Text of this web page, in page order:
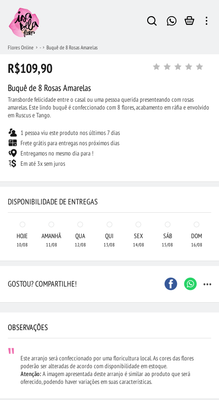
Flores Online - Buquê de 8 Rosas Amarelas
R$109,90
Buquê de 8 Rosas Amarelas
Transborde felicidade entre o casal ou uma pessoa querida presenteando com rosas
amarelas. Este lindo buquê é confeccionado com 8 flores, acabamento em ráfia e envolvido
em Ruscus e Tango.
1 pessoa viu este produto nos últimos 7 dias
Frete grátis para entregas nos próximos dias
Entregamos no mesmo dia para !
Em até 3x sem juros
DISPONIBILIDADE DE ENTREGAS
HOJE
10/08
AMANHÃ
11/08
QUA
12/08
QUI
13/08
SEX
14/08
SÁB
15/08
DOM
16/08
GOSTOU? COMPARTILHE! ...
OBSERVAÇÕES
Este arranjo será confeccionado por uma floricultura local. As cores das flores
poderão ser alteradas de acordo com disponibilidade em estoque.
Atenção:A imagem apresentada deste arranjo é similar ao produto que será
oferecido, podendo haver variações em suas características.